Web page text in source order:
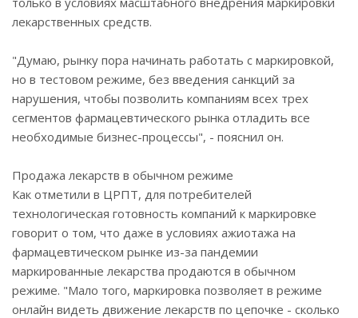
лекарственных средств.
"Думаю, рынку пора начинать работать с маркировкой,
но в тестовом режиме, без введения санкций за
нарушения, чтобы позволить компаниям всех трех
сегментов фармацевтического рынка отладить все
необходимые бизнес-процессы", - пояснил он.
Продажа лекарств в обычном режиме
Как отметили в ЦРПТ, для потребителей
технологическая готовность компаний к маркировке
говорит о том, что даже в условиях ажиотажа на
фармацевтическом рынке из-за пандемии
маркированные лекарства продаются в обычном
режиме. "Мало того, маркировка позволяет в режиме
онлайн видеть движение лекарств по цепочке - сколько